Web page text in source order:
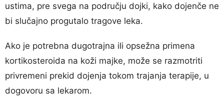
ustima, pre svega na području dojki, kako dojenče ne
bi slučajno progutalo tragove leka.
Ako je potrebna dugotrajna ili opsežna primena
kortikosteroida na koži majke, može se razmotriti
privremeni prekid dojenja tokom trajanja terapije, u
dogovoru sa lekarom.